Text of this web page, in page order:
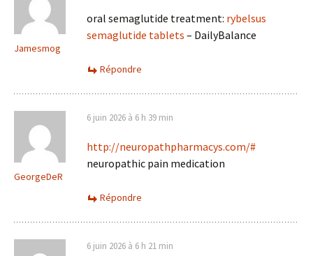
Jamesmog
oral semaglutide treatment: rybelsus
semaglutide tablets – DailyBalance
Répondre
GeorgeDeR
6 juin 2026 à 6 h 39 min
http://neuropathpharmacys.com/#
neuropathic pain medication
Répondre
6 juin 2026 à 6 h 21 min